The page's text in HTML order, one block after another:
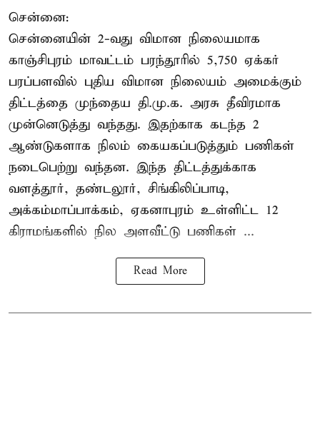
சென்னை:
சென்னையின் 2-வது விமான நிலையமாக
காஞ்சிபுரம் மாவட்டம் பரந்தூரில் 5,750 ஏக்கர்
பரப்பளவில் புதிய விமான நிலையம் அமைக்கும்
திட்டத்தை முந்தைய தி.மு.க. அரசு தீவிரமாக
முன்னெடுத்து வந்தது. இதற்காக கடந்த 2
ஆண்டுகளாக நிலம் கையகப்படுத்தும் பணிகள்
நடைபெற்று வந்தன. இந்த திட்டத்துக்காக
வளத்தூர், தண்டலூர், சிங்கிலிப்பாடி,
அக்கம்மாப்பாக்கம், ஏகனாபுரம் உள்ளிட்ட 12
கிராமங்களில் நில அளவீட்டு பணிகள் ...
Read More